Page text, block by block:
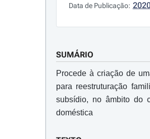
Data de Publicação:
SUMÁRIO
Procede à criação de
para reestruturação
subsídio, no âmbito do
doméstica